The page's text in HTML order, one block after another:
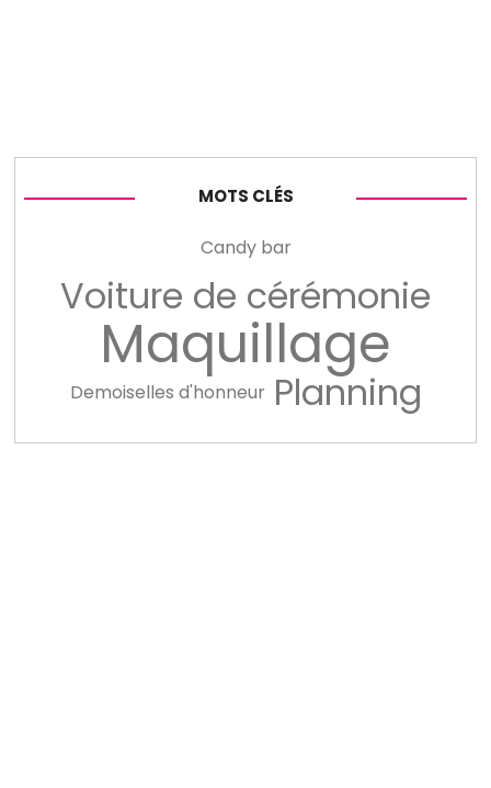
MOTS CLÉS
Candy bar
Voiture de cérémonie
Maquillage
Demoiselles d'honneur Planning